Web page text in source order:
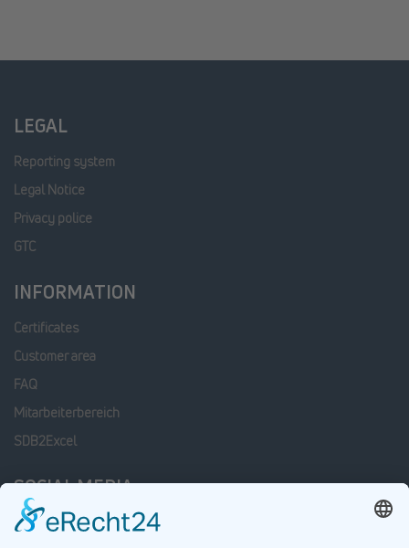
LEGAL
Reporting system
Legal Notice
Privacy police
GTC
INFORMATION
Certificates
Customer area
FAQ
Mitarbeiterbereich
SDB2Excel
SOCIAL MEDIA